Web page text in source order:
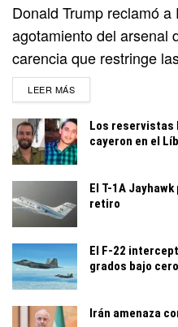
Donald Trump reclamó
agotamiento del arsenal
carencia que restringe
LEER MÁSDETAILS
Los reservistas
cayeron en el
El T-1A
retiro
El F-22
grados bajo cero
Irán amenaza